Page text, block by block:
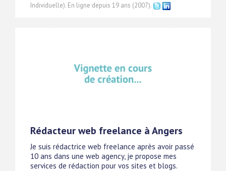
Individuelle). En ligne depuis 19 ans (2007).
Rédacteur web freelance à Angers
Je suis rédactrice web freelance après avoir passé
10 ans dans une web agency, je propose mes
services de rédaction pour vos sites et blogs.